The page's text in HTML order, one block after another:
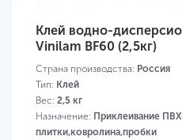
Клей водно-
Vinilam BF60 (2,5кг)
Страна производства: Россия
Тип: Клей
Вес: 2,5 кг
Назначение: Приклеивание
плитки,ковролина,пробки